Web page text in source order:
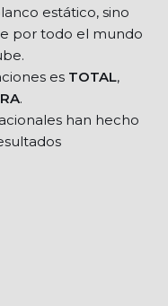
estático, sino
por todo el mundo
es TOTAL,
.
han hecho